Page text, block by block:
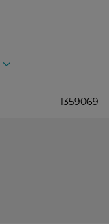
1359069